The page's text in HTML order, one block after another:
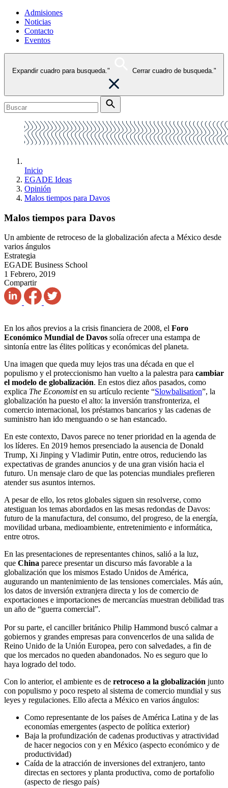
Admisiones
Noticias
Contacto
Eventos
Expandir cuadro para busqueda." Cerrar cuadro de busqueda."
Inicio
EGADE Ideas
Opinión
Malos tiempos para Davos
Malos tiempos para Davos
Un ambiente de retroceso de la globalización afecta a México desde
varios ángulos
Estrategia
EGADE Business School
1 Febrero, 2019
Compartir
En los años previos a la crisis financiera de 2008, el Foro
Económico Mundial de Davos solía ofrecer una estampa de
sintonía entre las élites políticas y económicas del planeta.
Una imagen que queda muy lejos tras una década en que el
populismo y el proteccionismo han vuelto a la palestra para cambiar
el modelo de globalización. En estos diez años pasados, como
explica The Economisten su artículo reciente “Slowbalisation”, la
globalización ha puesto el alto: la inversión transfronteriza, el
comercio internacional, los préstamos bancarios y las cadenas de
suministro han ido menguando o se han estancado.
En este contexto, Davos parece no tener prioridad en la agenda de
los líderes. En 2019 hemos presenciado la ausencia de Donald
Trump, Xi Jinping y Vladimir Putin, entre otros, reduciendo las
expectativas de grandes anuncios y de una gran visión hacia el
futuro. Un mensaje claro de que las potencias mundiales prefieren
atender sus asuntos internos.
A pesar de ello, los retos globales siguen sin resolverse, como
atestiguan los temas abordados en las mesas redondas de Davos:
futuro de la manufactura, del consumo, del progreso, de la energía,
movilidad urbana, medioambiente, entretenimiento e informática,
entre otros.
En las presentaciones de representantes chinos, salió a la luz,
que China parece presentar un discurso más favorable a la
globalización que los mismos Estado Unidos de América,
augurando un mantenimiento de las tensiones comerciales. Más aún,
los datos de inversión extranjera directa y los de comercio de
exportaciones e importaciones de mercancías muestran debilidad tras
un año de “guerra comercial”.
Por su parte, el canciller británico Philip Hammond buscó calmar a
gobiernos y grandes empresas para convencerlos de una salida de
Reino Unido de la Unión Europea, pero con salvedades, a fin de
que los mercados no queden abandonados. No es seguro que lo
haya logrado del todo.
Con lo anterior, el ambiente es de retroceso a la globalización junto
con populismo y poco respeto al sistema de comercio mundial y sus
leyes y regulaciones. Ello afecta a México en varios ángulos:
Como representante de los países de América Latina y de las
economías emergentes (aspecto de política exterior)
Baja la profundización de cadenas productivas y atractividad
de hacer negocios con y en México (aspecto económico y de
productividad)
Caída de la atracción de inversiones del extranjero, tanto
directas en sectores y planta productiva, como de portafolio
(aspecto de riesgo país)